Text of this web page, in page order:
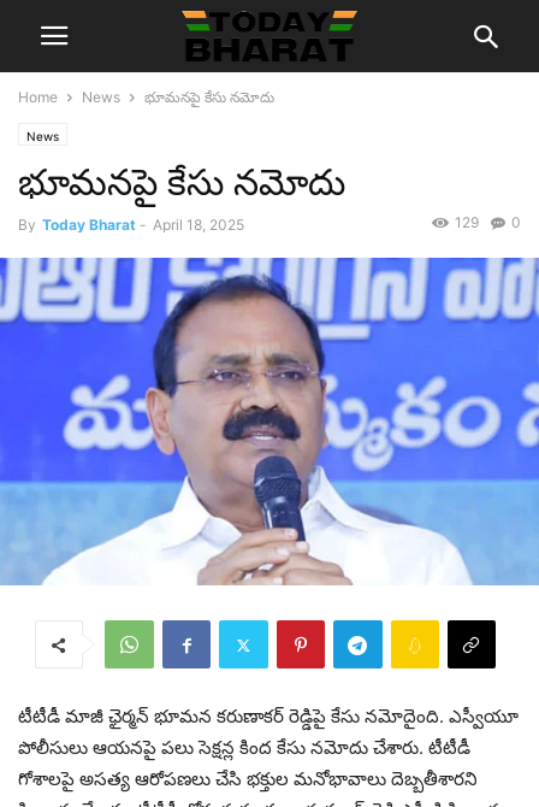
Home News భూమ‌నపై కేసు న‌మోదు
News
భూమ‌నపై కేసు న‌మోదు
By Today Bharat - April 18, 2025 0
129
టీటీడీ మాజీ ఛైర్మన్ భూమన కరుణాకర్ రెడ్డిపై కేసు నమోదైంది. ఎస్వీయూ
పోలీసులు ఆయ‌న‌పై పలు సెక్షన్ల కింద కేసు నమోదు చేశారు. టీటీడీ
గోశాలపై అసత్య ఆరోపణలు చేసి భక్తుల మనోభావాలు దెబ్బతీశారని